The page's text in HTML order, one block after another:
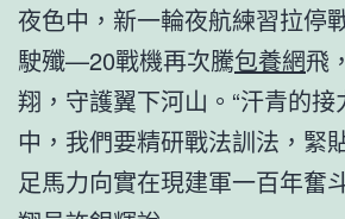
夜色中，新一輪夜航練習拉停
駛殲—20戰機再次騰包養網飛
翔，守護翼下河山。“汗青的
中，我們要精研戰法訓法，緊
足馬力向實在現建軍一百年奮